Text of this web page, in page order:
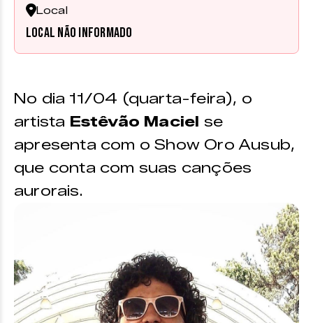
Local
Local não informado
No dia 11/04 (quarta-feira), o
artista Estêvão Maciel se
apresenta com o Show Oro Ausub,
que conta com suas canções
aurorais.